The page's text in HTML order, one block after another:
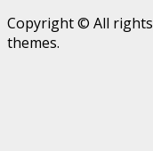
Copyright © All
themes.